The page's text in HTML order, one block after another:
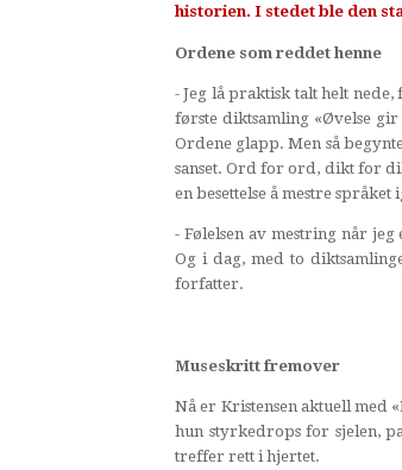
historien. I stedet ble den
Ordene som reddet henne
- Jeg lå praktisk talt helt nede,
første diktsamling «Øvelse
Ordene glapp. Men så
sanset. Ord for ord, dikt for
en besettelse å mestre språket
- Følelsen av mestring når
Og i dag, med to
forfatter.
Museskritt fremover
Nå er Kristensen aktuell med
hun styrkedrops for sjelen,
treffer rett i hjertet.